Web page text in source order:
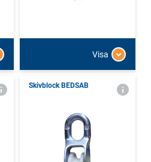
Visa
Skivblock BEDSAB